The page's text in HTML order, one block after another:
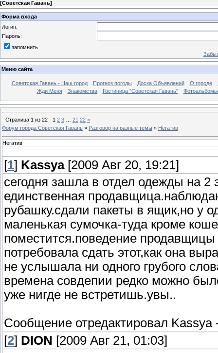
[Советская Гавань]
Форма входа
Логин:
Пароль:
запомнить
Меню сайта
Советская Гавань - Наш город Прогноз погоды Доска Объявлений О городе
Жди Меня
Знакомства Гостиница "Советская Гавань" Фотоальбомы
Страница 1 из 22 1 2 3 21 22 »
Форум города Советская Гавань » Разговор на разные темы » Негатив
Негатив
[1] Kassya[2009 Авг 20, 19:21]
сегодня зашла в отдел одежды на
единственная
рубашку.сдали пакеты в ящик,но у
маленькая сумочка-туда кроме
поместится.поведение
потребовала сдать этот,как она
не услышала ни одного грубого
времена совдепии редко можно
уже нигде не встретишь.увы..
Сообщение отредактировал Kassya
[2] DION [2009 Авг 21, 01:03]